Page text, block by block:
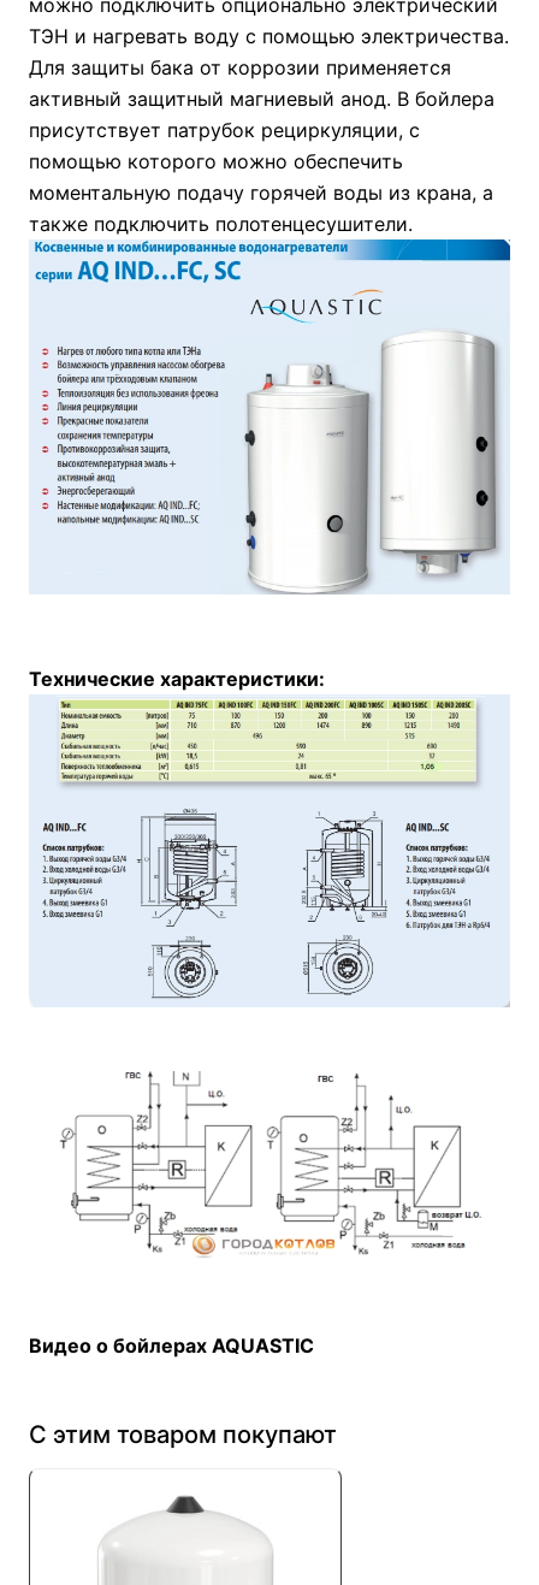
ТЭН и нагревать воду с помощью электричества.
Для защиты бака от коррозии применяется
активный защитный магниевый анод. В бойлера
присутствует патрубок рециркуляции, с
помощью которого можно обеспечить
моментальную подачу горячей воды из крана, а
также подключить полотенцесушители.
Технические характеристики:
Видео о бойлерах AQUASTIC
С этим товаром покупают